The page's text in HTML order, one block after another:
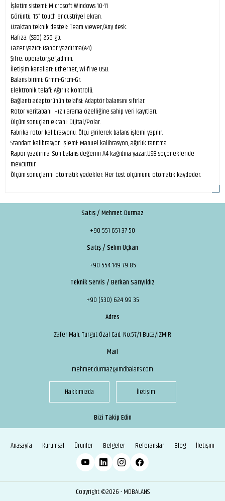
İşletim sistemi: Microsoft Windows 10-11
Görüntü: 15” touch endüstriyel ekran.
Uzaktan teknik destek: Team vıewer/Any desk.
Hafıza: (SSD) 256 gb.
Lazer yazıcı: Rapor yazdırma(A4).
Şifre: operatör,şef,admin.
İletişim kanalları: Ethernet, Wi-fi ve USB.
Balans birimi: Grmm-Grcm-Gr.
Elektronik telafi: Ağırlık kontrolü.
Bağlantı adaptörünün telafisi: Adaptör balansını sıfırlar.
Rotor veritabanı: Hızlı arama özelliğine sahip veri kayıtları.
Ölçüm sonuçları ekranı: Dijital/Polar.
Fabrika rotor kalibrasyonu: Ölçü girilerek balans işlemi yapılır.
Standart kalibrasyon işlemi: Manuel kalibrasyon, ağırlık tanıtma.
Rapor yazdırma: Son balans değerini A4 kağıdına yazar.USB seçenekleride
mevcuttur.
Ölçüm sonuçlarını otomatik yedekler: Her test ölçümünü otomatik kaydeder.
Satış / Mehmet Durmaz
+90 551 651 37 50
Satış / Selim Uçkan
+90 554 149 79 85
Teknik Servis / Berkan Sarıyıldız
+90 (530) 624 99 35
Adres
Zafer Mah. Turgut Özal Cad. No:57/1 Buca/İZMİR
Mail
mehmet.durmaz@mdbalans.com
Hakkımızda İletişim
Bizi Takip Edin
Anasayfa Kurumsal Ürünler Belgeler Referanslar Blog İletişim
Copyright ©2026 - MDBALANS